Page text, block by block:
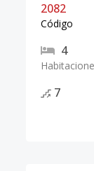
2082
Código
4
7